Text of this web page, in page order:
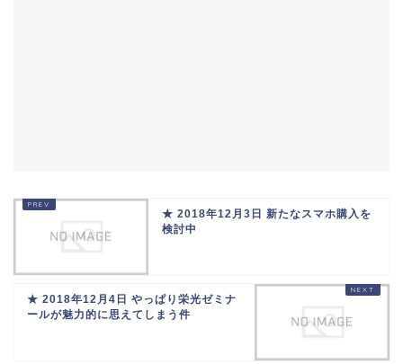
★ 2018年12月3日 新たなスマホ購入を
検討中
★ 2018年12月4日 やっぱり栄光ゼミナ
ールが魅力的に思えてしまう件